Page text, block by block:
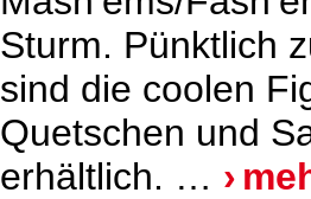
Sturm. Pünktlich
sind die coolen
Quetschen und
erhältlich. …